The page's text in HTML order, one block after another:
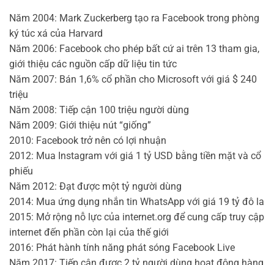
Năm 2004: Mark Zuckerberg tạo ra Facebook trong phòng
ký túc xá của Harvard
Năm 2006: Facebook cho phép bất cứ ai trên 13 tham gia,
giới thiệu các nguồn cấp dữ liệu tin tức
Năm 2007: Bán 1,6% cổ phần cho Microsoft với giá $ 240
triệu
Năm 2008: Tiếp cận 100 triệu người dùng
Năm 2009: Giới thiệu nút “giống”
2010: Facebook trở nên có lợi nhuận
2012: Mua Instagram với giá 1 tỷ USD bằng tiền mặt và cổ
phiếu
Năm 2012: Đạt được một tỷ người dùng
2014: Mua ứng dụng nhắn tin WhatsApp với giá 19 tỷ đô la
2015: Mở rộng nỗ lực của internet.org để cung cấp truy cập
internet đến phần còn lại của thế giới
2016: Phát hành tính năng phát sóng Facebook Live